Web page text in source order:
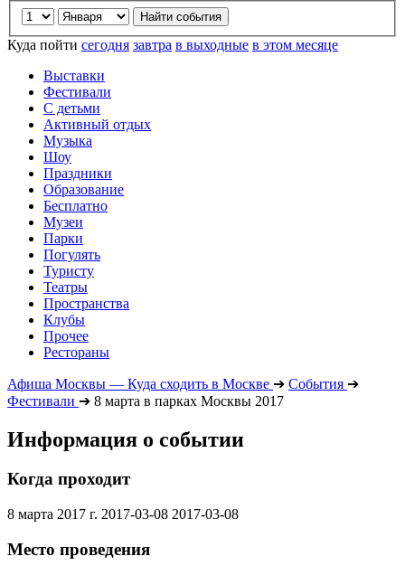
Куда пойти сегодня завтра в выходные в этом месяце
Выставки
Фестивали
С детьми
Активный отдых
Музыка
Шоу
Праздники
Образование
Бесплатно
Музеи
Парки
Погулять
Туристу
Театры
Пространства
Клубы
Прочее
Рестораны
Афиша Москвы — Куда сходить в Москве ➔ События ➔
Фестивали ➔ 8 марта в парках Москвы 2017
Информация о событии
Когда проходит
8 марта 2017 г. 2017-03-08 2017-03-08
Место проведения